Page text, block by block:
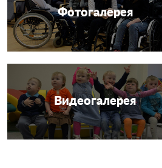
Фотогалерея
Видеогалерея